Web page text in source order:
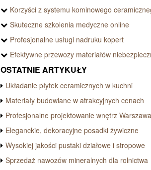
Korzyści z systemu kominowego
Skuteczne szkolenia medyczne online
Profesjonalne usługi nadruku kopert
Efektywne przewozy materiałów
OSTATNIE ARTYKUŁY
Układanie płytek ceramicznych w kuchni
Materiały budowlane w atrakcyjnych cenach
Profesjonalne projektowanie wnętrz Warszawa
Eleganckie, dekoracyjne posadki żywiczne
Wysokiej jakości pustaki działowe i stropowe
Sprzedaż nawozów mineralnych dla rolnictwa